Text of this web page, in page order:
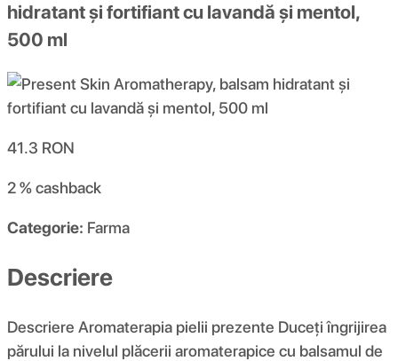
hidratant și fortifiant cu lavandă și mentol,
500 ml
41.3 RON
2 %cashback
Categorie: Farma
Descriere
Descriere Aromaterapia pielii prezente Duceți îngrijirea
părului la nivelul plăcerii aromaterapice cu balsamul de